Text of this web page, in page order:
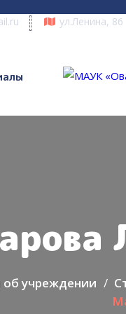
ул.Ленина, 86
об учреждении